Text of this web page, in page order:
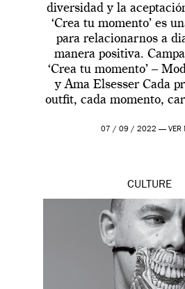
diversidad y la
‘Crea tu momento’ es
para relacionarnos a
manera positiva.
‘Crea tu momento’ –
y Ama Elsesser Cada
outfit, cada momento,
07 / 09 / 2022 — VER
CULTURE